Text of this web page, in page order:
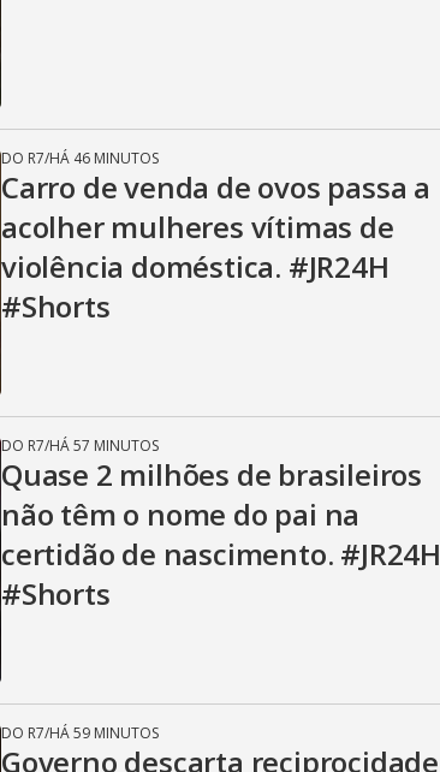
DO R7/HÁ 46 MINUTOS
Carro de venda de ovos passa a
acolher mulheres vítimas de
violência doméstica. #JR24H
#Shorts
DO R7/HÁ 57 MINUTOS
Quase 2 milhões de brasileiros
não têm o nome do pai na
certidão de nascimento. #JR24H
#Shorts
DO R7/HÁ 59 MINUTOS
Governo descarta reciprocidade